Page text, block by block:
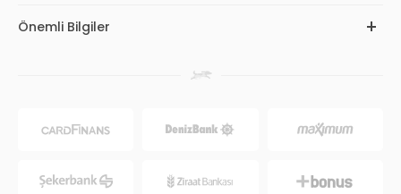
Önemli Bilgiler